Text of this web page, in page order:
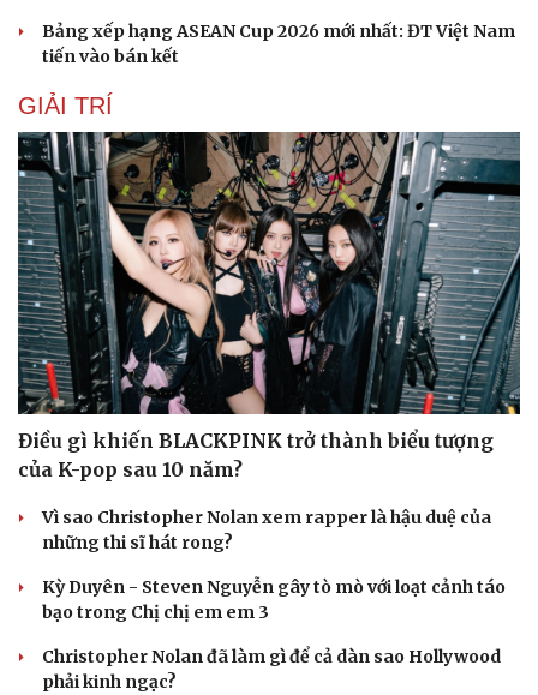
Sức khỏe
Dinh dưỡng - món ngon
Cây thuốc
Sản phụ khoa
Nam khoa
Làm đẹp - giảm cân
Phòng mạch online
Ăn sạch sống khỏe
Đời sống
Nhà đẹp
Blog
Bảng xếp hạng ASEAN Cup 2026 mới nhất: ĐT Việt Nam
tiến vào bán kết
GIẢI TRÍ
Điều gì khiến BLACKPINK trở thành biểu tượng
của K-pop sau 10 năm?
Vì sao Christopher Nolan xem rapper là hậu duệ của
những thi sĩ hát rong?
Kỳ Duyên - Steven Nguyễn gây tò mò với loạt cảnh táo
bạo trong Chị chị em em 3
Christopher Nolan đã làm gì để cả dàn sao Hollywood
phải kinh ngạc?